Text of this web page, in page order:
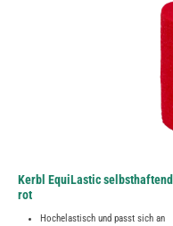
Kerbl EquiLastic
rot
Hochelastisch und passt sich an